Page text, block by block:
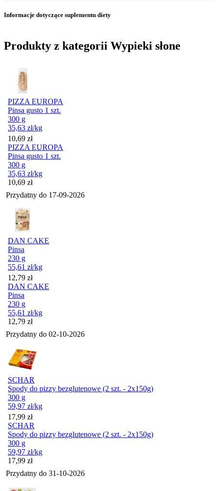
Informacje dotyczące suplementu diety
Produkty z kategorii Wypieki słone
PIZZA EUROPA
Pinsa gusto 1 szt.
300 g
35,63 zł/kg
Cena
10,69 zł
PIZZA EUROPA
Pinsa gusto 1 szt.
300 g
35,63 zł/kg
Cena
10,69 zł
Przydatny do 17-09-2026
DAN CAKE
Pinsa
230 g
55,61 zł/kg
Cena
12,79 zł
DAN CAKE
Pinsa
230 g
55,61 zł/kg
Cena
12,79 zł
Przydatny do 02-10-2026
SCHAR
Spody do pizzy bezglutenowe (2 szt. - 2x150g)
300 g
59,97 zł/kg
Cena
17,99 zł
SCHAR
Spody do pizzy bezglutenowe (2 szt. - 2x150g)
300 g
59,97 zł/kg
Cena
17,99 zł
Przydatny do 31-10-2026